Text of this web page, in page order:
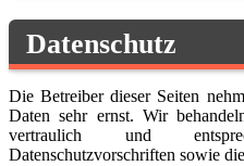
Datenschutz
Die Betreiber dieser Seiten
Daten sehr ernst. Wir
vertraulich und
Datenschutzvorschriften sowie